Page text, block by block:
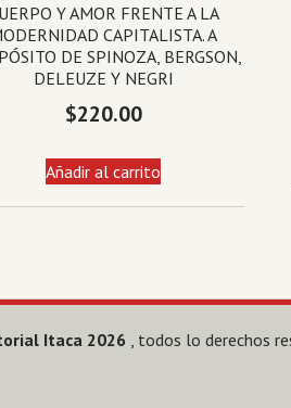
Y AMOR FRENTE A LA
CAPITALISTA. A
DE SPINOZA, BERGSON,
DELEUZE Y NEGRI
$220.00
Añadir al carrito
Itaca 2026 , todos lo derechos